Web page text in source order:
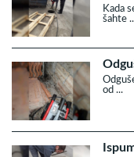
Kada
šahte ..
od ...